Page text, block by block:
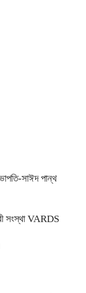
সাঈদ পান্থ
সংস্থা VARDS